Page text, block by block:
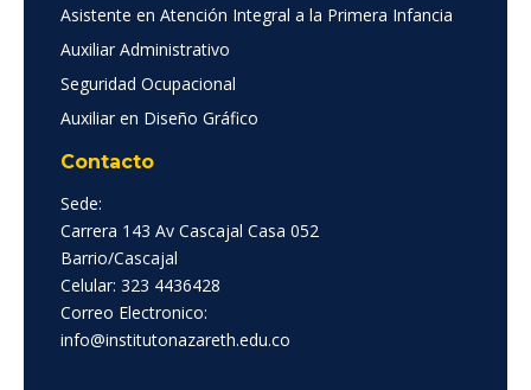
Asistente en Atención Integral a la Primera Infancia
Auxiliar Administrativo
Seguridad Ocupacional
Auxiliar en Diseño Gráfico
Contacto
Sede:
Carrera 143 Av Cascajal Casa 052
Barrio/Cascajal
Celular: 323 4436428
Correo Electronico:
info@institutonazareth.edu.co